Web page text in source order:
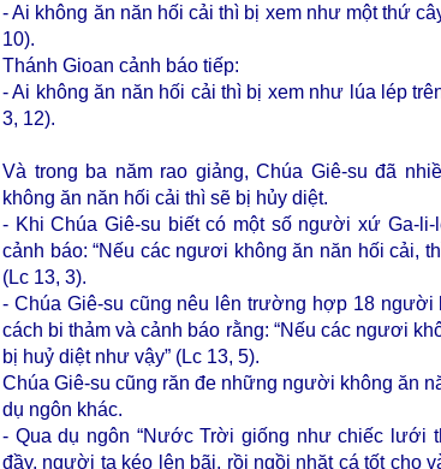
- Ai không ăn năn hối cải thì bị xem như một thứ
10).
Thánh Gioan cảnh báo tiếp:
- Ai không ăn năn hối cải thì bị xem như lúa lép
3, 12).
Và trong ba năm rao giảng, Chúa Giê-su đã
không ăn năn hối cải thì sẽ bị hủy diệt.
- Khi Chúa Giê-su biết có một số người xứ Ga-
cảnh báo: “Nếu các ngươi không ăn năn hối cải,
(Lc 13, 3).
- Chúa Giê-su cũng nêu lên trường hợp 18 người
cách bi thảm và cảnh báo rằng: “Nếu các ngươi
bị huỷ diệt như vậy” (Lc 13, 5).
Chúa Giê-su cũng răn đe những người không ăn
dụ ngôn khác.
- Qua dụ ngôn “Nước Trời giống như chiếc
đầy, người ta kéo lên bãi, rồi ngồi nhặt cá tốt cho